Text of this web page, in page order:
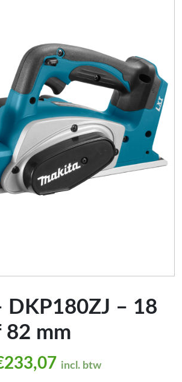
DKP180ZJ – 18
82 mm
prijs
233,07Huidige prijs is:
incl. btw